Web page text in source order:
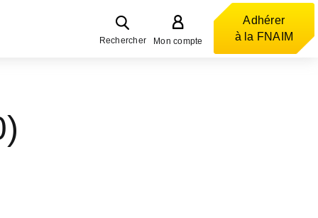
Rechercher Mon compte
Adhérer
à la FNAIM